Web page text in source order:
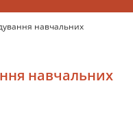
навчальних
навчальних